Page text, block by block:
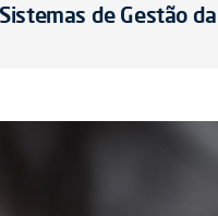
de Gestão